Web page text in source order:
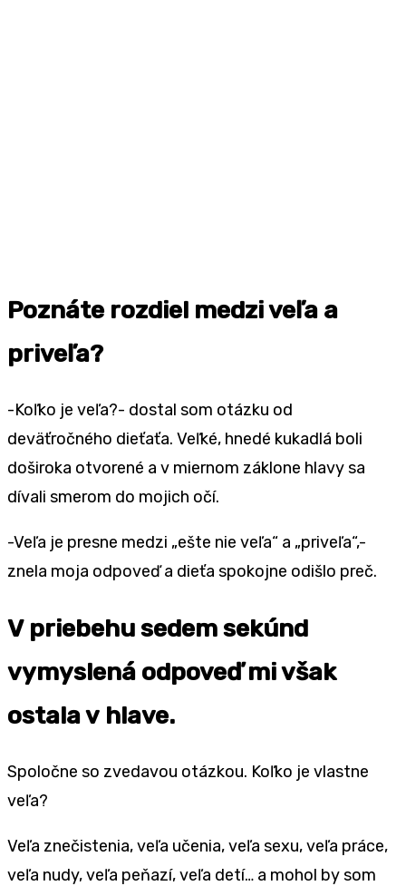
Poznáte rozdiel medzi veľa a
priveľa?
-Koľko je veľa?- dostal som otázku od
deväťročného dieťaťa. Veľké, hnedé kukadlá boli
doširoka otvorené a v miernom záklone hlavy sa
dívali smerom do mojich očí.
-Veľa je presne medzi „ešte nie veľa“ a „priveľa“,-
znela moja odpoveď a dieťa spokojne odišlo preč.
V priebehu sedem sekúnd
vymyslená odpoveď mi však
ostala v hlave.
Spoločne so zvedavou otázkou. Koľko je vlastne
veľa?
Veľa znečistenia, veľa učenia, veľa sexu, veľa práce,
veľa nudy, veľa peňazí, veľa detí… a mohol by som